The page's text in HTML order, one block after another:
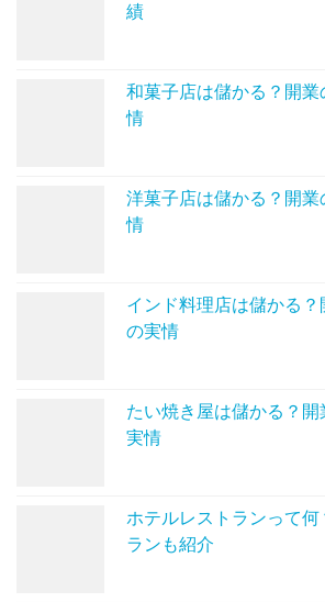
績
和菓子店は儲かる？開
情
洋菓子店は儲かる？開
情
インド料理店は儲かる
の実情
たい焼き屋は儲かる？
実情
ホテルレストランって何
ランも紹介